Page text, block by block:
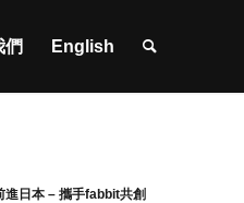
們 English
進日本 – 攜手fabbit共創